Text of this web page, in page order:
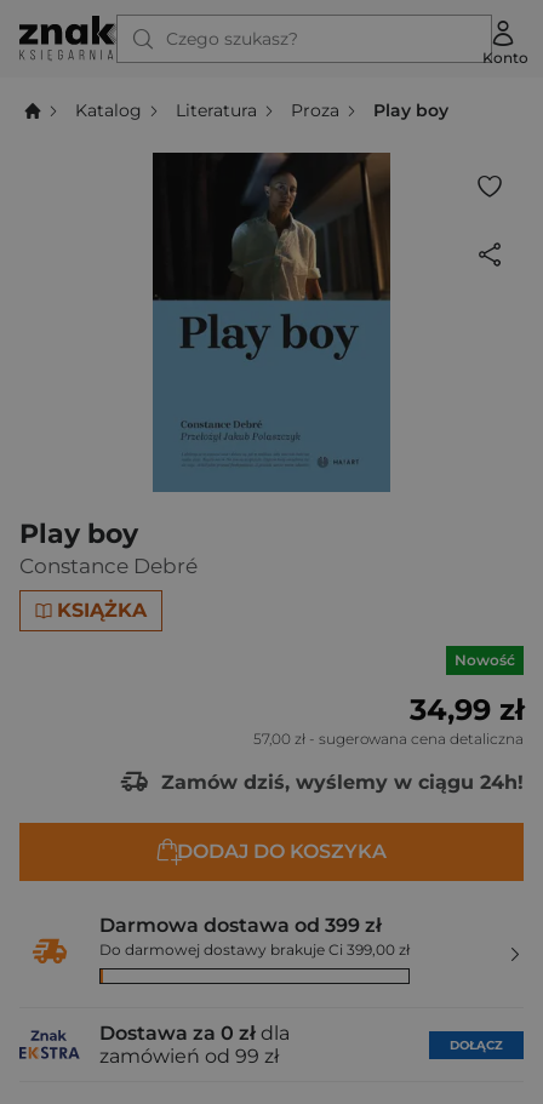
Czego szukasz?
Konto
Katalog Literatura Proza Play boy
Play boy
Constance Debré
KSIĄŻKA
Nowość
34,99 zł
57,00 zł - sugerowana cena detaliczna
Zamów dziś, wyślemy w ciągu 24h!
DODAJ DO KOSZYKA
Darmowa dostawa od 399 zł
Do darmowej dostawy brakuje Ci 399,00 zł
Dostawa za 0 zł dla
zamówień od 99 zł
DOŁĄCZ